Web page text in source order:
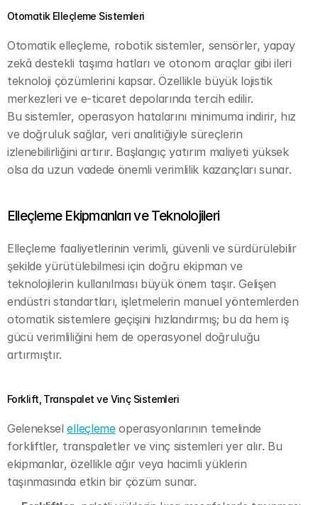
Otomatik Elleçleme Sistemleri
Otomatik elleçleme, robotik sistemler, sensörler, yapay
zekâ destekli taşıma hatları ve otonom araçlar gibi ileri
teknoloji çözümlerini kapsar. Özellikle büyük lojistik
merkezleri ve e-ticaret depolarında tercih edilir.
Bu sistemler, operasyon hatalarını minimuma indirir, hız
ve doğruluk sağlar, veri analitiğiyle süreçlerin
izlenebilirliğini artırır. Başlangıç yatırım maliyeti yüksek
olsa da uzun vadede önemli verimlilik kazançları sunar.
Elleçleme Ekipmanları ve Teknolojileri
Elleçleme faaliyetlerinin verimli, güvenli ve sürdürülebilir
şekilde yürütülebilmesi için doğru ekipman ve
teknolojilerin kullanılması büyük önem taşır. Gelişen
endüstri standartları, işletmelerin manuel yöntemlerden
otomatik sistemlere geçişini hızlandırmış; bu da hem iş
gücü verimliliğini hem de operasyonel doğruluğu
artırmıştır.
Forklift, Transpalet ve Vinç Sistemleri
Geleneksel elleçleme operasyonlarının temelinde
forkliftler, transpaletler ve vinç sistemleri yer alır. Bu
ekipmanlar, özellikle ağır veya hacimli yüklerin
taşınmasında etkin bir çözüm sunar.